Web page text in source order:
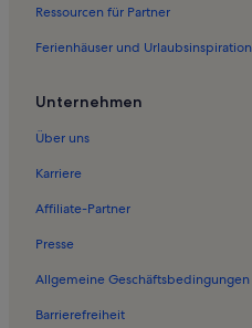
Ferienwohnungen in Meran
Ferienwohnungen in Trostburg
Ferienwohnungen in Lajen
Ferienwohnungen in Sarntal
Ferienwohnungen in Rio Bianco
Ressourcen für Partner
Ferienhäuser und Urlaubsinspiration
Unternehmen
Über uns
Karriere
Affiliate-Partner
Presse
Allgemeine Geschäftsbedingungen
Barrierefreiheit